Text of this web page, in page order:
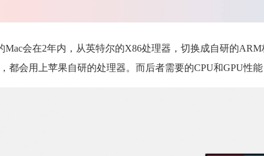
Mac会在2年内，从英特尔的X86处理器，切换成自研的
都会用上苹果自研的处理器。而后者需要的CPU和GPU性